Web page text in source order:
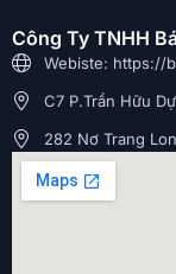
Công Ty TNHH
Webiste: https://
C7 P.Trần Hữu
282 Nơ Trang